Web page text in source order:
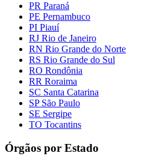
PR Paraná
PE Pernambuco
PI Piauí
RJ Rio de Janeiro
RN Rio Grande do Norte
RS Rio Grande do Sul
RO Rondônia
RR Roraima
SC Santa Catarina
SP São Paulo
SE Sergipe
TO Tocantins
Órgãos por Estado